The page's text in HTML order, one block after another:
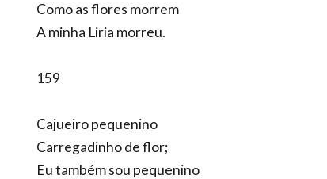
Como as flores morrem
A minha Liria morreu.
159
Cajueiro pequenino
Carregadinho de flor;
Eu também sou pequenino